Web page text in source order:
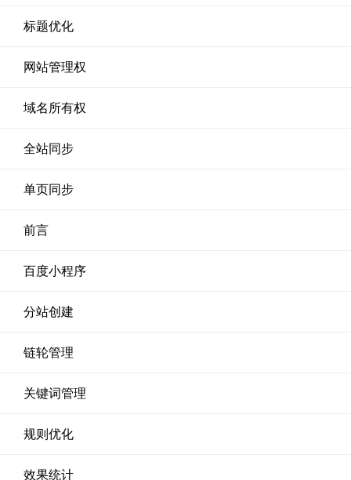
标题优化
网站管理权
域名所有权
全站同步
单页同步
前言
百度小程序
分站创建
链轮管理
关键词管理
规则优化
效果统计